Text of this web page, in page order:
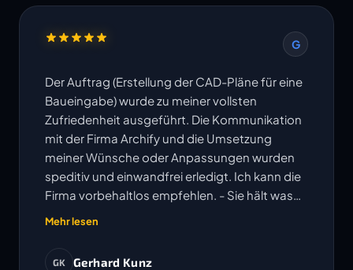
G
Der Auftrag (Erstellung der CAD-Pläne für eine
Baueingabe) wurde zu meiner vollsten
Zufriedenheit ausgeführt. Die Kommunikation
mit der Firma Archify und die Umsetzung
meiner Wünsche oder Anpassungen wurden
speditiv und einwandfrei erledigt. Ich kann die
Firma vorbehaltlos empfehlen. - Sie hält was
ihre Website verspricht!
Mehr lesen
GK Gerhard Kunz